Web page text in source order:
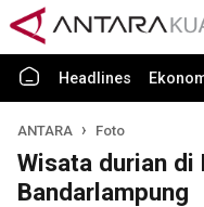
Headlines
ANTARA Foto
Wisata durian di
Bandarlampung